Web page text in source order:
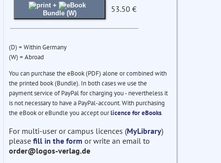
+
Bundle (W)
53.50 €
(D) = Within Germany
(W) = Abroad
You can purchase the eBook (PDF) alone or combined with
the printed book (Bundle). In both cases we use the
payment service of PayPal for charging you - nevertheless it
is not necessary to have a PayPal-account. With purchasing
the eBook or eBundle you accept ourlicence for eBooks.
For multi-user or campus licences (MyLibrary)
please fill in the form or write an email to
order@logos-verlag.de